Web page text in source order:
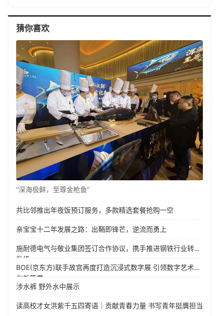
猜你喜欢
“深海极鲜，至尊金枪鱼”
共比邻推出年夜饭预订服务，多款精选套餐抢购一空
亲宝宝十二年发展之路：出鞘即锋芒，逆流而勇上
施耐德电气与敬业集团签订合作协议，携手推进钢铁行业转型
升级
BOE(京东方)联手故宫再度打造沉浸式数字展 引领数字艺术文
化新篇章
涉水裤 野外水中展示
读高校才女洪紫千五四寄语｜贡献青春力量 书写青年挺膺担当